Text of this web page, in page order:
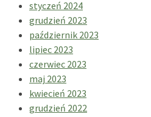
styczeń 2024
grudzień 2023
październik 2023
lipiec 2023
czerwiec 2023
maj 2023
kwiecień 2023
grudzień 2022